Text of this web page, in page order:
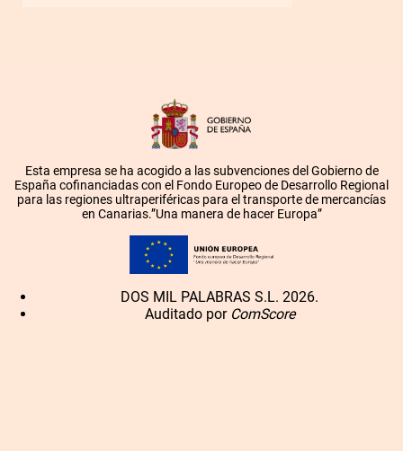
Esta empresa se ha acogido a las subvenciones del Gobierno de
España cofinanciadas con el Fondo Europeo de Desarrollo Regional
para las regiones ultraperiféricas para el transporte de mercancías
en Canarias.”Una manera de hacer Europa”
DOS MIL PALABRAS S.L. 2026.
Auditado por ComScore